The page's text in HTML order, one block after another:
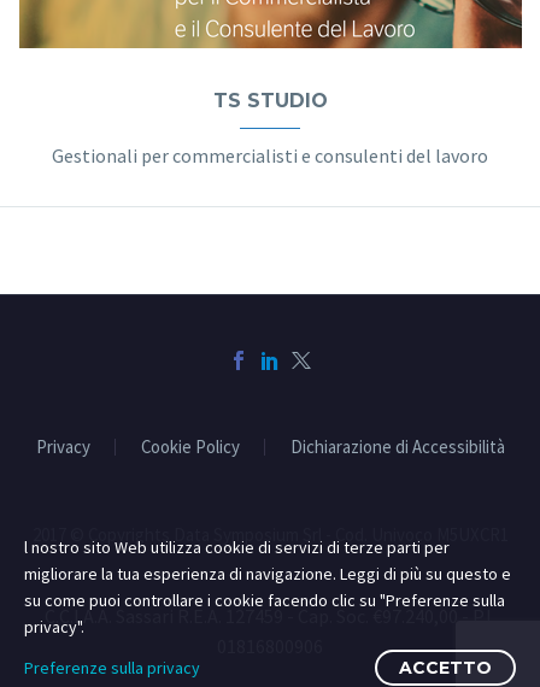
TS STUDIO
Gestionali per commercialisti e consulenti del lavoro
Privacy Cookie Policy Dichiarazione di Accessibilità
C.C.I.A.A. Sassari R.E.A. 127459 - Cap. Soc. €97.240,00 - P.I.
l nostro sito Web utilizza cookie di servizi di terze parti per
migliorare la tua esperienza di navigazione. Leggi di più su questo e
su come puoi controllare i cookie facendo clic su "Preferenze sulla
privacy".
Preferenze sulla privacy
ACCETTO